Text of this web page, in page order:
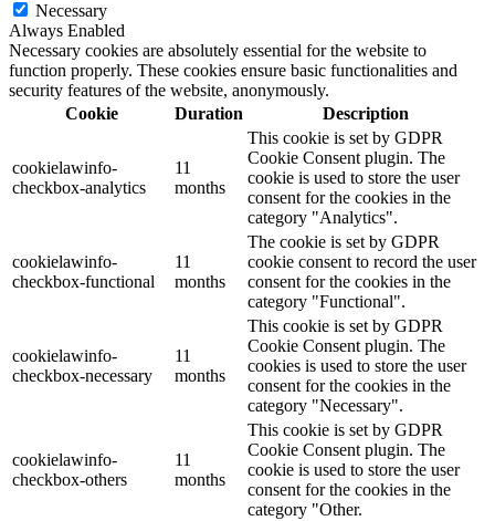
Necessary
Always Enabled
Necessary cookies are absolutely essential for the website to
function properly. These cookies ensure basic functionalities and
security features of the website, anonymously.
Cookie
Duration Description
cookielawinfo-
checkbox-analytics
11
months
This cookie is set by GDPR
Cookie Consent plugin. The
cookie is used to store the user
consent for the cookies in the
category "Analytics".
cookielawinfo-
checkbox-functional
11
months
The cookie is set by GDPR
cookie consent to record the user
consent for the cookies in the
category "Functional".
cookielawinfo-
checkbox-necessary
11
months
This cookie is set by GDPR
Cookie Consent plugin. The
cookies is used to store the user
consent for the cookies in the
category "Necessary".
cookielawinfo-
checkbox-others
11
months
This cookie is set by GDPR
Cookie Consent plugin. The
cookie is used to store the user
consent for the cookies in the
category "Other.